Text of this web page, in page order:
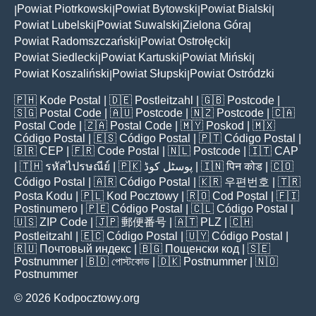
Powiat Piotrkowski Powiat Bytowski Powiat Bialski
Powiat Lubelski Powiat Suwalski Zielona Góra
Powiat Radomszczański Powiat Ostrołęcki
Powiat Siedlecki Powiat Kartuski Powiat Miński
Powiat Koszaliński Powiat Słupski Powiat Ostródzki
🇵🇭 Kode Postal | 🇩🇪 Postleitzahl | 🇬🇧 Postcode
🇸🇬 Postal Code | 🇦🇺 Postcode | 🇳🇿 Postcode | 🇨🇦
Postal Code | 🇿🇦 Postal Code | 🇲🇾 Poskod
| 🇲🇽
Código Postal
| 🇪🇸 Código Postal | 🇵🇹 Código Postal
🇧🇷 CEP | 🇫🇷 Code Postal | 🇳🇱 Postcode | 🇮🇹 CAP
| 🇹🇭 รหัสไปรษณีย์ | 🇵🇰 پوسٹل کوڈ | 🇮🇳पिन कोड | 🇨🇴
Código Postal
| 🇦🇷 Código Postal | 🇰🇷 우편번호
| 🇹🇷
Posta Kodu | 🇵🇱 Kod Pocztowy | 🇷🇴 Cod Poștal
| 🇫🇮
Postinumero | 🇵🇪 Código Postal | 🇨🇱 Código Postal
🇺🇸 ZIP Code | 🇯🇵 郵便番号 | 🇦🇹 PLZ | 🇨🇭
Postleitzahl
| 🇪🇨 Código Postal | 🇺🇾 Código Postal
🇷🇺 Почтовый индекс | 🇧🇬 Пощенски код | 🇸🇪
Postnummer | 🇧🇩 পোস্টকোড | 🇩🇰 Postnummer | 🇳🇴
Postnummer
© 2026 Kodpocztowy.org